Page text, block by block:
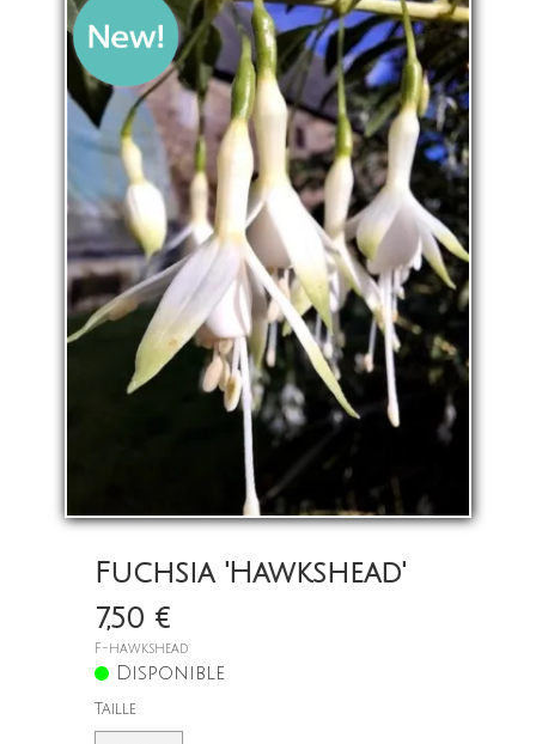
La pépinière
Boutique
Événements▼
Contact
Fuchsia 'Hawkshead'
7,50 €
F-hawkshead
Disponible
Taille